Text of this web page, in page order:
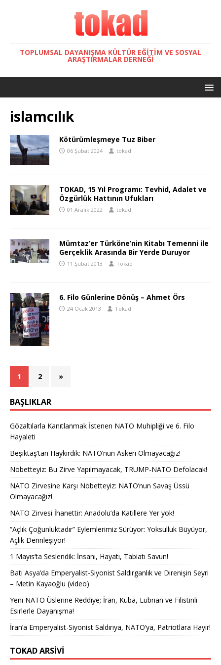
TOPLUMSAL DAYANIŞMA KÜLTÜR EĞITIM VE SOSYAL
ARAŞTIRMALAR DERNEĞI
islamcılık
Kötürümleşmeye Tuz Biber
06 Şubat 2024 tokad
TOKAD, 15 Yıl Programı: Tevhid, Adalet ve
Özgürlük Hattının Ufukları
01 Aralık 2022 tokad
Mümtaz’er Türköne’nin Kitabı Temenni ile
Gerçeklik Arasında Bir Yerde Duruyor
11 Şubat 2013 Tokad
6. Filo Günlerine Dönüş – Ahmet Örs
24 Ocak 2013 Tokad
1 2 »
BAŞLIKLAR
Gözaltılarla Kanıtlanmak İstenen NATO Muhipliği ve 6. Filo
Hayaleti
Beşiktaş’tan Haykırdık: NATO’nun Askeri Olmayacağız!
Nöbetteyiz: Bu Zirve Yapılmayacak, TRUMP-NATO Defolacak!
NATO Zirvesine Karşı Nöbetteyiz: NATO’nun Savaş Üssü
Olmayacağız!
NATO Zirvesi İhanettir: Anadolu’da Katillere Yer yok!
“Açlık Çoğunluktadır” Eylemlerimiz Sürüyor: Yoksulluk Büyüyor,
Açlık Derinleşiyor!
1 Mayıs’ta Seslendik: İnsanı, Hayatı, Tabiatı Savun!
Batı Asya’da Emperyalist-Siyonist Saldırganlık ve Direnişin Seyri
– Metin Kayaoğlu (video)
Yeni NATO Üslerine Reddiye; İran, Küba, Lübnan ve Filistinli
Esirlerle Dayanışma!
İran’a Emperyalist-Siyonist Saldırıya, NATO’ya, Patriotlara Hayır!
TOKAD ARSIVI